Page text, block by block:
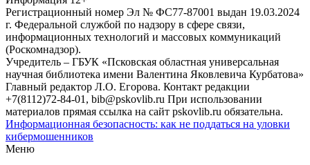
Регистрационный номер Эл № ФС77-87001 выдан 19.03.2024
г. Федеральной службой по надзору в сфере связи,
информационных технологий и массовых коммуникаций
(Роскомнадзор).
Учредитель – ГБУК «Псковская областная универсальная
научная библиотека имени Валентина Яковлевича Курбатова»
Главный редактор Л.О. Егорова. Контакт редакции
+7(8112)72-84-01, bib@pskovlib.ru При использовании
материалов прямая ссылка на сайт pskovlib.ru обязательна.
Информационная безопасность: как не поддаться на уловки
кибермошенников
Меню